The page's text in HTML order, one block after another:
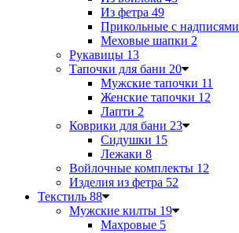
Из фетра 49
Прикольные с надписями
Меховые шапки 2
Рукавицы 13
Тапочки для бани 20
Мужские тапочки 11
Женские тапочки 12
Лапти 2
Коврики для бани 23
Сидушки 15
Лежаки 8
Войлочные комплекты 12
Изделия из фетра 52
Текстиль 88
Мужские килты 19
Махровые 5